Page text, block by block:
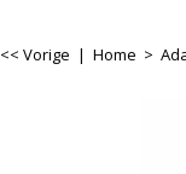
<< Vorige | Home >